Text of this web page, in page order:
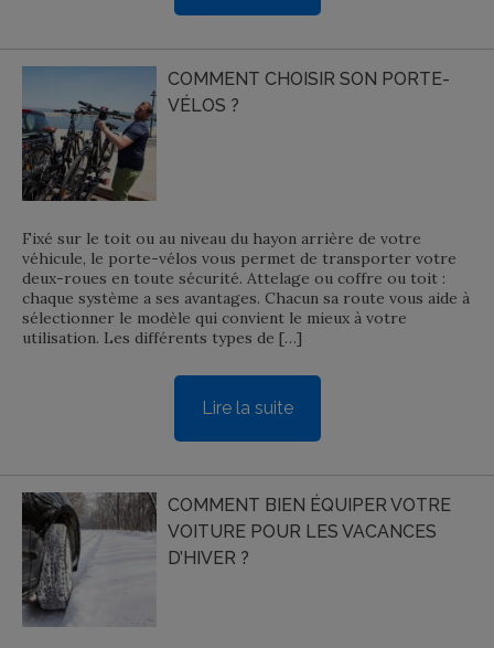
COMMENT CHOISIR SON PORTE-
VÉLOS ?
Fixé sur le toit ou au niveau du hayon arrière de votre
véhicule, le porte-vélos vous permet de transporter votre
deux-roues en toute sécurité. Attelage ou coffre ou toit :
chaque système a ses avantages. Chacun sa route vous aide à
sélectionner le modèle qui convient le mieux à votre
utilisation. Les différents types de […]
Lire la suite
COMMENT BIEN ÉQUIPER VOTRE
VOITURE POUR LES VACANCES
D’HIVER ?